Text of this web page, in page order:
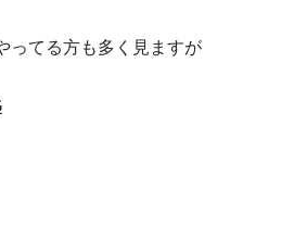
ってる方も多く見ますが